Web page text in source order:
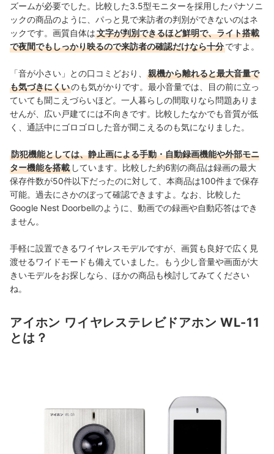
ズームが必要でした。比較した3.5型モニターを採用したパナソニ
ックの商品のように、パっと見で来訪者の判別ができないのはネ
ックです。画質自体は文字が判別できるほど鮮明で、ライト搭載
で夜間でもしっかり映るので来訪者の確認だけなら十分ですよ。
「音が小さい」との口コミどおり、
親機から離れると最大音量で
も気づきにくいのも気がかりです。最小音量では、目の前に立っ
ていても聞こえづらいほど。一人暮らしの間取りなら問題ありま
せんが、広い戸建てには不向きです。比較したなかでも音質が低
く、通話中にゴロゴロした音が聞こえるのも気になりました。
防犯機能としては、静止画による手動・自動録画機能や外部モニ
ター機能を搭載 しています。比較した約6割の商品は録画の最大
保存件数が50件以下だったのに対して、本商品は100件まで保存
可能。過去にさかのぼって確認できますよ。なお、比較した
Google Nest Doorbellのように、動画での録画や自動応答はでき
ません。
手軽に設置できるワイヤレスモデルですが、画質も良好で広く見
渡せるワイドモードも備えていました。もう少し音量や画面が大
きいモデルをお探しなら、ほかの商品も検討してみてください
ね。
アイホン ワイヤレステレビドアホン WL-11
とは？